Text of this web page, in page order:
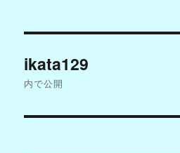
稿
ikata129
内で公開